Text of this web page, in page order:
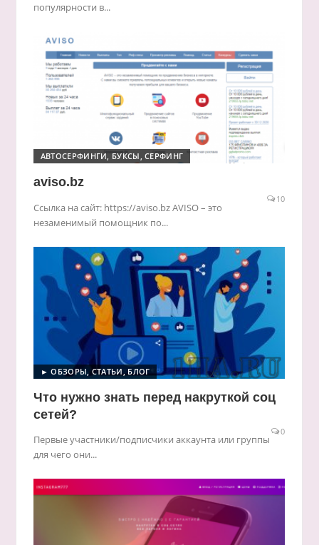
популярности в...
АВТОСЕРФИНГИ, БУКСЫ, СЕРФИНГ
aviso.bz
10
Ссылка на сайт: https://aviso.bz AVISO – это
незаменимый помощник по...
► ОБЗОРЫ, СТАТЬИ, БЛОГ
Что нужно знать перед накруткой соц
сетей?
0
Первые участники/подписчики аккаунта или группы
для чего они...